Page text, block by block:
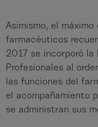
Asimismo, el
farmacéuticos
2017 se incorporó la
Profesionales al
las funciones del
el acompañamiento
se administran sus